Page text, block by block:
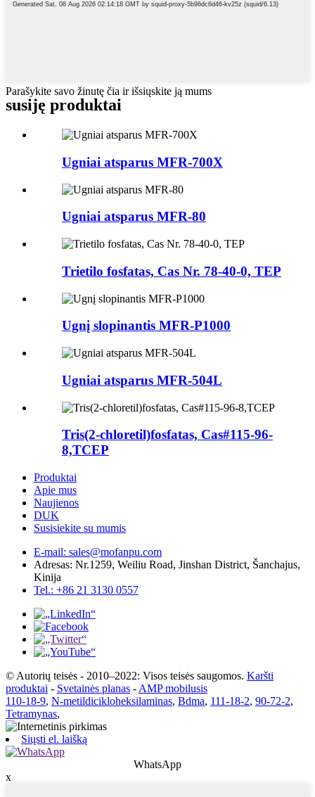
Parašykite savo žinutę čia ir išsiųskite ją mums
susiję produktai
Ugniai atsparus MFR-700X
Ugniai atsparus MFR-80
Trietilo fosfatas, Cas Nr. 78-40-0, TEP
Ugnį slopinantis MFR-P1000
Ugniai atsparus MFR-504L
Tris(2-chloretil)fosfatas, Cas#115-96-
8,TCEP
Produktai
Apie mus
Naujienos
DUK
Susisiekite su mumis
E-mail: sales@mofanpu.com
Adresas: Nr.1259, Weiliu Road, Jinshan District, Šanchajus,
Kinija
Tel.: +86 21 3130 0557
© Autorių teisės - 2010–2022: Visos teisės saugomos. Karšti
produktai - Svetainės planas - AMP mobilusis
110-18-9, N-metildicikloheksilaminas, Bdma, 111-18-2, 90-72-2,
Tetramynas,
Siųsti el. laišką
WhatsApp
x